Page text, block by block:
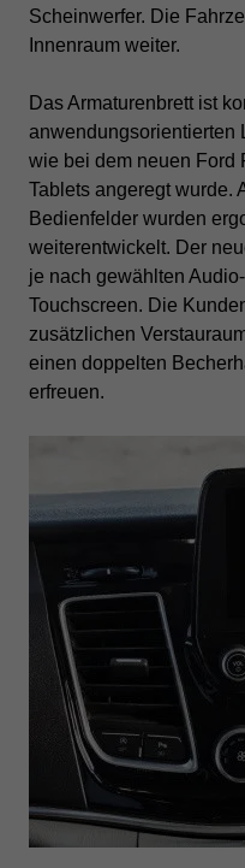
Scheinwerfer. Die
Innenraum weiter.
Das Armaturenbrett ist
anwendungsorientierten
wie bei dem neuen Ford
Tablets angeregt wurde.
Bedienfelder wurden
weiterentwickelt. Der
je nach gewählten
Touchscreen. Die
zusätzlichen
einen doppelten
erfreuen.